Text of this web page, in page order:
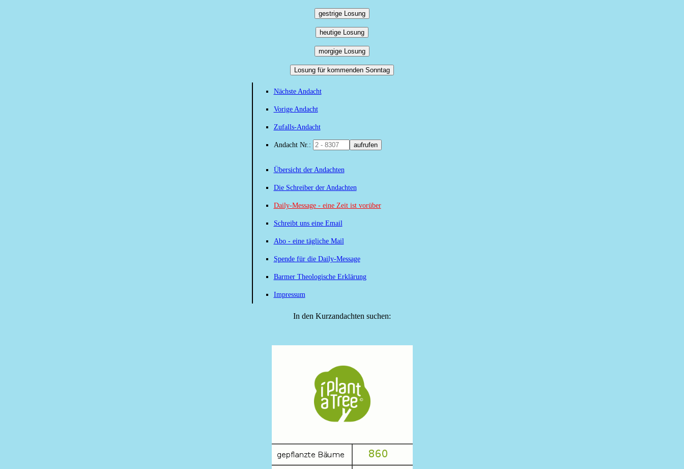
gestrige Losung
heutige Losung
morgige Losung
Losung für kommenden Sonntag
Nächste Andacht
Vorige Andacht
Zufalls-Andacht
Andacht Nr.: aufrufen
Übersicht der Andachten
Die Schreiber der Andachten
Daily-Message - eine Zeit ist vorüber
Schreibt uns eine Email
Abo - eine tägliche Mail
Spende für die Daily-Message
Barmer Theologische Erklärung
Impressum
In den Kurzandachten suchen: